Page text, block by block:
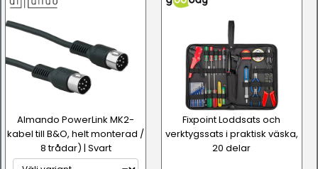
Almando PowerLink MK2-
kabel till B&O, helt monterad /
8 trådar) | Svart
Fixpoint Loddsats och
verktygssats i praktisk väska,
20 delar